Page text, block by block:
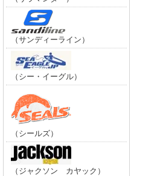
（サンディーライン）
（シー・イーグル）
（シールズ）
（ジャクソン カヤック）